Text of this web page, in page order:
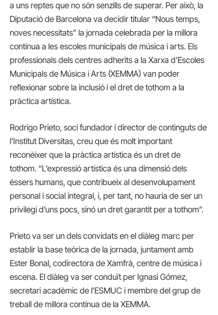
a uns reptes que no són senzills de superar. Per això, la
Diputació de Barcelona va decidir titular “Nous temps,
noves necessitats” la jornada celebrada per la millora
contínua a les escoles municipals de música i arts. Els
professionals dels centres adherits a la Xarxa d’Escoles
Municipals de Música i Arts (XEMMA) van poder
reflexionar sobre la inclusió i el dret de tothom a la
pràctica artística.
Rodrigo Prieto, soci fundador i director de continguts de
l’Institut Diversitas, creu que és molt important
reconèixer que la pràctica artística és un dret de
tothom. “L’expressió artística és una dimensió dels
éssers humans, que contribueix al desenvolupament
personal i social integral, i, per tant, no hauria de ser un
privilegi d’uns pocs, sinó un dret garantit per a tothom”.
Prieto va ser un dels convidats en el diàleg marc per
establir la base teòrica de la jornada, juntament amb
Ester Bonal, codirectora de Xamfrà, centre de música i
escena. El diàleg va ser conduït per Ignasi Gómez,
secretari acadèmic de l’ESMUC i membre del grup de
treball de millora contínua de la XEMMA.